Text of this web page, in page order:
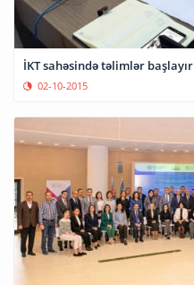
İKT sahəsində təlimlər başlayır
02-10-2015